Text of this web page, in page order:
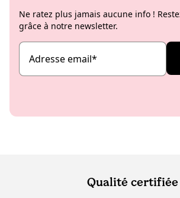
Ne ratez plus jamais aucune info !
grâce à notre newsletter.
Adresse email*
Qualité certifiée